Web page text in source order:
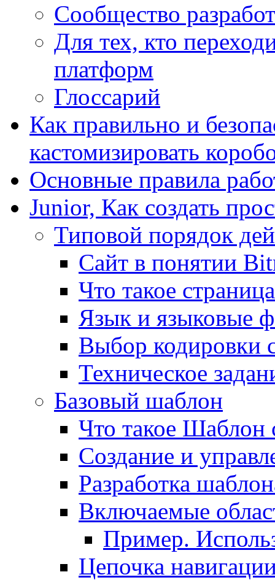
Сообщество
Для тех, кто
платформ
Глоссарий
Как правильно и
кастомизировать
Основные правила
Junior, Как создать
Типовой порядок
Сайт в понятии
Что такое страница
Язык и языковые
Выбор кодировки
Техническое
Базовый шаблон
Что такое Шаблон
Создание и
Разработка
Включаемые
Пример.
Цепочка